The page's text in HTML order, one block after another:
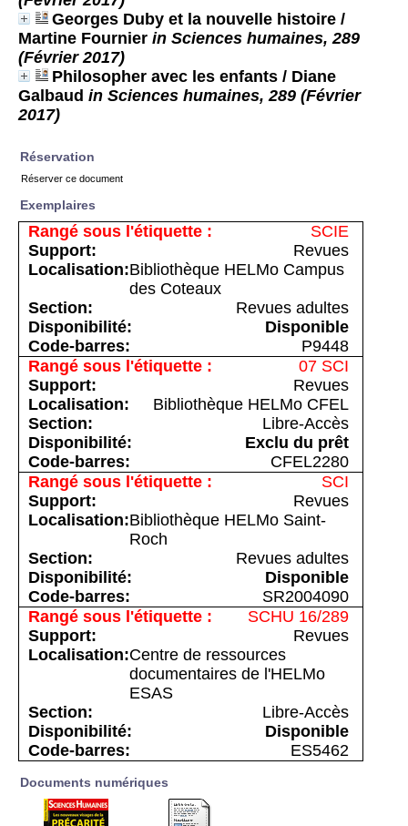
Georges Duby et la nouvelle histoire /
Martine Fournier in Sciences humaines, 289
(Février 2017)
Philosopher avec les enfants / Diane
Galbaud in Sciences humaines, 289 (Février
2017)
Réservation
Réserver ce document
Exemplaires
SCIE
Revues
Bibliothèque HELMo Campus
des Coteaux
Revues adultes
Disponible
P9448
07 SCI
Revues
Bibliothèque HELMo CFEL
Libre-Accès
Exclu du prêt
CFEL2280
SCI
Revues
Bibliothèque HELMo Saint-
Roch
Revues adultes
Disponible
SR2004090
SCHU 16/289
Revues
Centre de ressources
documentaires de l'HELMo
ESAS
Libre-Accès
Disponible
ES5462
Documents numériques